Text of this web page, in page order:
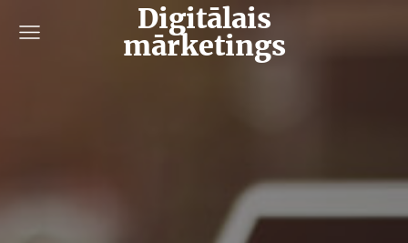
Digitālais
mārketings